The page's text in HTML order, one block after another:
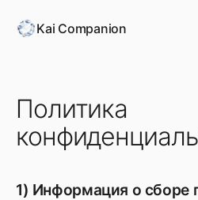
Kai Companion
Политика
1) Информация о сборе